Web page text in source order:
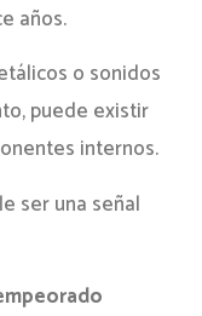
años.
o sonidos
puede existir
internos.
ser una señal